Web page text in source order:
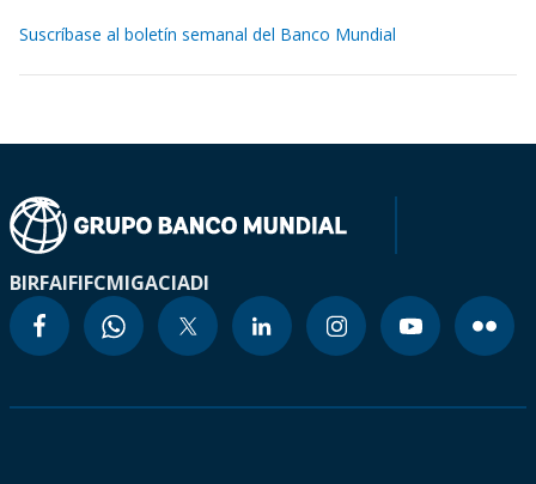
Suscríbase al boletín semanal del Banco Mundial
BIRFAIFIFCMIGACIADI